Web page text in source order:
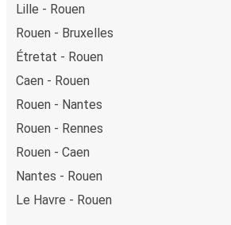
Lille - Rouen
Rouen - Bruxelles
Étretat - Rouen
Caen - Rouen
Rouen - Nantes
Rouen - Rennes
Rouen - Caen
Nantes - Rouen
Le Havre - Rouen